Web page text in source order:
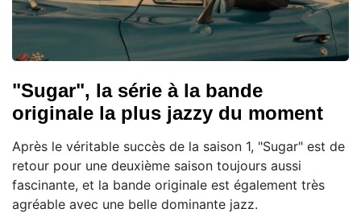
"Sugar", la série à la bande
originale la plus jazzy du moment
Après le véritable succès de la saison 1, "Sugar" est de
retour pour une deuxième saison toujours aussi
fascinante, et la bande originale est également très
agréable avec une belle dominante jazz.